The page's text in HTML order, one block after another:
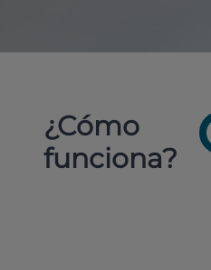
¿Cómo
funciona?